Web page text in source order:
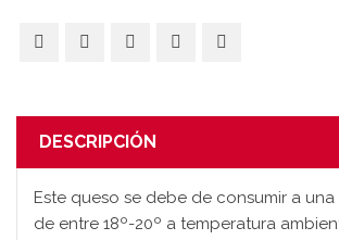
DESCRIPCIÓN
Este queso se debe de consumir a
de entre 18º-20º a temperatura